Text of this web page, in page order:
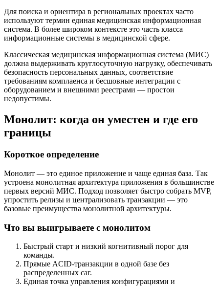
Для поиска и ориентира в региональных проектах часто
используют термин единая медицинская информационная
система. В более широком контексте это часть класса
информационные системы в медицинской сфере.
Классическая медицинская информационная система (МИС)
должна выдерживать круглосуточную нагрузку, обеспечивать
безопасность персональных данных, соответствие
требованиям комплаенса и бесшовные интеграции с
оборудованием и внешними реестрами — простои
недопустимы.
Монолит: когда он уместен и где его
границы
Короткое определение
Монолит — это единое приложение и чаще единая база. Так
устроена монолитная архитектура приложения в большинстве
первых версий МИС. Подход позволяет быстро собрать MVP,
упростить релизы и централизовать транзакции — это
базовые преимущества монолитной архитектуры.
Что вы выигрываете с монолитом
Быстрый старт и низкий когнитивный порог для
команды.
Прямые ACID-транзакции в одной базе без
распределенных саг.
Единая точка управления конфигурациями и